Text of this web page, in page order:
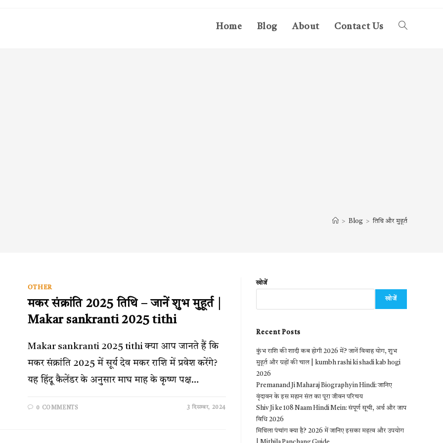
Home Blog About Contact Us Toggle
> Blog > तिथि और मुहूर्त
OTHER
मकर संक्रांति 2025 तिथि – जानें शुभ मुहूर्त |
Makar sankranti 2025 tithi
Makar sankranti 2025 tithi क्या आप जानते हैं कि
मकर संक्रांति 2025 में सूर्य देव मकर राशि में प्रवेश करेंगे?
यह हिंदू कैलेंडर के अनुसार माघ माह के कृष्ण पक्ष…
0 COMMENTS 3 दिसम्बर, 2024
खोजें
खोजें
Recent Posts
कुंभ राशि की शादी कब होगी 2026 में? जानें विवाह योग, शुभ
मुहूर्त और ग्रहों की चाल | kumbh rashi ki shadi kab hogi
2026
Premanand Ji Maharaj Biography in Hindi: जानिए
वृंदावन के इस महान संत का पूरा जीवन परिचय
Shiv Ji ke 108 Naam Hindi Mein: संपूर्ण सूची, अर्थ और जाप
विधि 2026
मिथिला पंचांग क्या है? 2026 में जानिए इसका महत्व और उपयोग